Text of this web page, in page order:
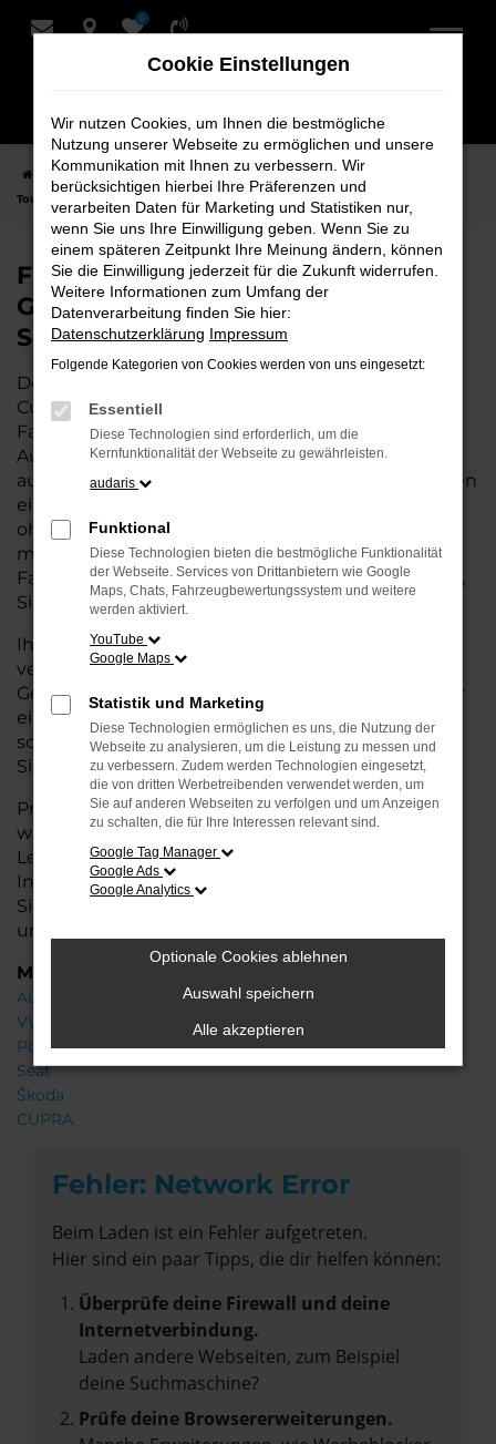
Zum
0
Startseite Cuxhaven VW VW Touran
Finden Sie Ihren VW
Touran Gebrauchtwagen für Cuxhaven bei Schmidt + Koch
Finden Sie Ihren VW Touran
Gebrauchtwagen für Cuxhaven bei
Schmidt + Koch
Der VW Touran ist die perfekte Wahl für alle in
Cuxhaven, die ein zuverlässiges und modernes
Fahrzeug suchen.Mit seiner erstklassigen
Ausstattung, der niedrigen Laufleistung und der
ausgezeichneten Pflege ist dieser Gebrauchtwagen
eine kostengünstige Alternative zum Neuwagen,
ohne auf Komfort und Qualität verzichten zu
müssen. Ob im Stadtverkehr oder für längere
Fahrten, der Touran überzeugt durch Fahrkomfort,
Sicherheit und Wirtschaftlichkeit.
Ihr VW Autohaus in Cuxhaven ist Ihr
vertrauenswürdiger Partner, wenn es um
Gebrauchtwagen geht. Wir bieten Ihnen nicht nur
eine große Auswahl an geprüften Fahrzeugen,
sondern auch eine fachkundige Beratung, damit
Sie das für Sie passende Modell finden.
Profitieren Sie von unseren zusätzlichenServices
wie attraktiven Finanzierungsmöglichkeiten,
Leasingangeboten und der bequemen
Inzahlungnahme Ihres alten Fahrzeugs. Besuchen
Sie uns und überzeugen Sie sich von der Qualität
und dem Service, den wir Ihnen bieten!
Marken
Audi
VW
Porsche
Seat
Škoda
CUPRA
Fehler: Network Error
Beim Laden ist ein Fehler aufgetreten.
Hier sind ein paar Tipps, die dir helfen können:
Überprüfe deine Firewall und deine
Internetverbindung.
Laden andere Webseiten, zum Beispiel
deine Suchmaschine?
Prüfe deine Browsererweiterungen.
Cookie Einstellungen
Wir nutzen Cookies, um Ihnen die bestmögliche
Nutzung unserer Webseite zu ermöglichen und unsere
Kommunikation mit Ihnen zu verbessern. Wir
berücksichtigen hierbei Ihre Präferenzen und
verarbeiten Daten für Marketing und Statistiken nur,
wenn Sie uns Ihre Einwilligung geben. Wenn Sie zu
einem späteren Zeitpunkt Ihre Meinung ändern, können
Sie die Einwilligung jederzeit für die Zukunft widerrufen.
Weitere Informationen zum Umfang der
Datenverarbeitung finden Sie hier:
Datenschutzerklärung Impressum
Folgende Kategorien von Cookies werden von uns eingesetzt:
Essentiell
Diese Technologien sind erforderlich, um die
Kernfunktionalität der Webseite zu gewährleisten.
audaris
Funktional
Diese Technologien bieten die bestmögliche Funktionalität
der Webseite. Services von Drittanbietern wie Google
Maps, Chats, Fahrzeugbewertungssystem und weitere
werden aktiviert.
YouTube
Google Maps
Statistik und Marketing
Diese Technologien ermöglichen es uns, die Nutzung der
Webseite zu analysieren, um die Leistung zu messen und
zu verbessern. Zudem werden Technologien eingesetzt,
die von dritten Werbetreibenden verwendet werden, um
Sie auf anderen Webseiten zu verfolgen und um Anzeigen
zu schalten, die für Ihre Interessen relevant sind.
Google Tag Manager
Google Ads
Google Analytics
Optionale Cookies ablehnen
Auswahl speichern
Alle akzeptieren